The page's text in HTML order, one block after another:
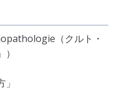
Thieme, 1952.【朗
精神医学－三つの小論
）, 文光堂, 1957．
想（臨時増刊号）総
（クルト・